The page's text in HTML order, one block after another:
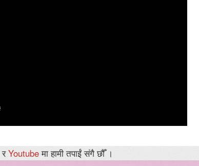
रYoutubeमा हामी तपाईं संगै छौँ ।